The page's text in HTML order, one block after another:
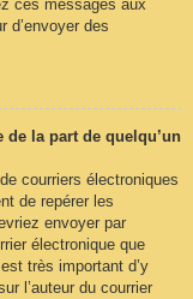
ces messages aux
d’envoyer des
la part de quelqu’un
courriers électroniques
de repérer les
envoyer par
électronique que
très important d’y
l’auteur du courrier